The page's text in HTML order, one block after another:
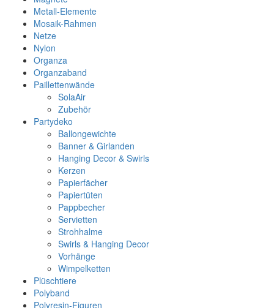
Metall-Elemente
Mosaik-Rahmen
Netze
Nylon
Organza
Organzaband
Paillettenwände
SolaAir
Zubehör
Partydeko
Ballongewichte
Banner & Girlanden
Hanging Decor & Swirls
Kerzen
Papierfächer
Papiertüten
Pappbecher
Servietten
Strohhalme
Swirls & Hanging Decor
Vorhänge
Wimpelketten
Plüschtiere
Polyband
Polyresin-Figuren